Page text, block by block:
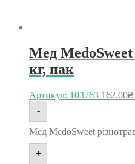
Мед MedoSweet
кг, пак
Артикул: 103763 162.00₴
-
Мед MedoSweet
+